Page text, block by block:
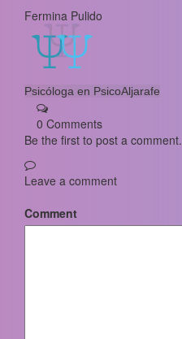
Fermina Pulido
Psicóloga en PsicoAljarafe
0 Comments
Be the first to post a comment.
Leave a comment
Comment